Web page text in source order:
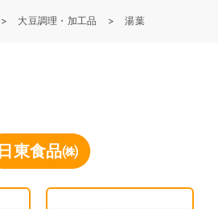
大豆調理・加工品 湯葉
日東食品㈱